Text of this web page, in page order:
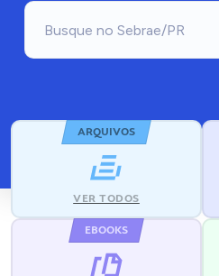
ARQUIVOS
VER TODOS
EBOOKS